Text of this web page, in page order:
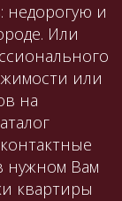
недорогую и
Или
или
на
нужном Вам
квартиры